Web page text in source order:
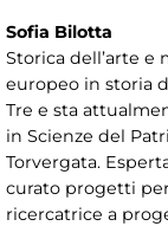
Sofia Bilotta
Storica dell’arte e
europeo in storia
Tre e sta
in Scienze del
Torvergata.
curato progetti
ricercatrice a